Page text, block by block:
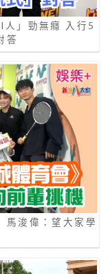
人」勁無癮 入行5
答
馬浚偉：望大家學